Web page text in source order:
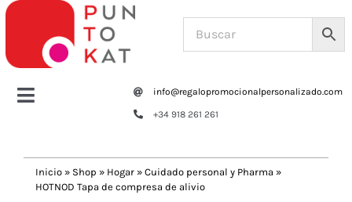
Saltar
contenido
Toggle
Tazas y botellas
info@regalopromocionalpersonalizado.com
+34 918 261 261
Inicio » Shop » Hogar » Cuidado personal y Pharma »
HOTNOD Tapa de compresa de alivio